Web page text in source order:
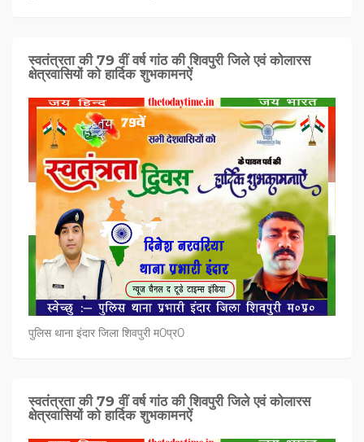
स्वतंत्रता की 79 वीं वर्ष गांठ की शिवपुरी जिले एवं कोलारस
क्षेत्रवासियों को हार्दिक शुभकामनऐं
पुलिस थाना इंदार जिला शिवपुरी म0प्र0
स्वतंत्रता की 79 वीं वर्ष गांठ की शिवपुरी जिले एवं कोलारस
क्षेत्रवासियों को हार्दिक शुभकामनऐं